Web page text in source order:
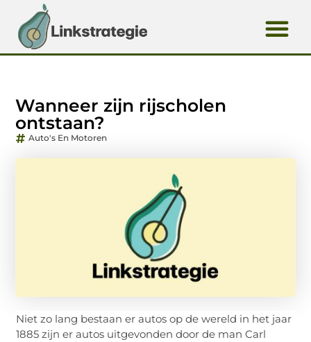
Wanneer zijn rijscholen
ontstaan?
Auto's En Motoren
Niet zo lang bestaan er autos op de wereld in het jaar
1885 zijn er autos uitgevonden door de man Carl